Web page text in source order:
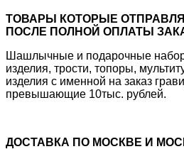
ТОВАРЫ КОТОРЫЕ
ПОСЛЕ ПОЛНОЙ ОПЛАТЫ
Шашлычные и подарочные
изделия, трости, топоры,
изделия с именной на заказ
превышающие 10тыс. рублей.
ДОСТАВКА ПО МОСКВЕ И